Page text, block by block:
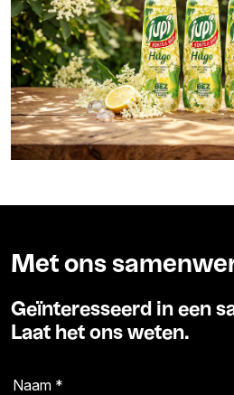
Met ons
Geïnteresseerd in een
Laat het ons weten.